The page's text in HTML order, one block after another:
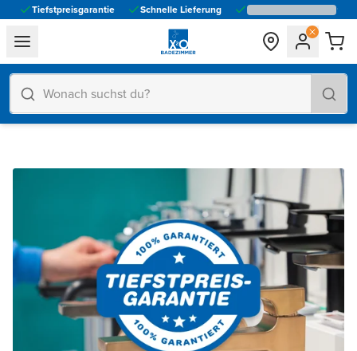
Tiefstpreisgarantie Schnelle Lieferung
general.navigation.toggle_menu.label